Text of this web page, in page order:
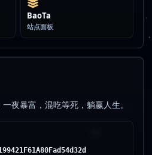
BaoTa
站点面板
夜暴富，混吃等死，躺赢人生。